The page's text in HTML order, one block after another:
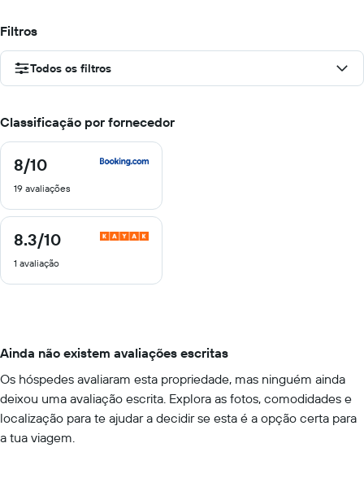
Filtros
Todos os filtros
Classificação por fornecedor
8/10
8
de
10
19 avaliações
8.3/10
8.3
10
1 avaliação
Ainda não existem avaliações escritas
Os hóspedes avaliaram esta propriedade, mas ninguém ainda
deixou uma avaliação escrita. Explora as fotos, comodidades e
localização para te ajudar a decidir se esta é a opção certa para
a tua viagem.